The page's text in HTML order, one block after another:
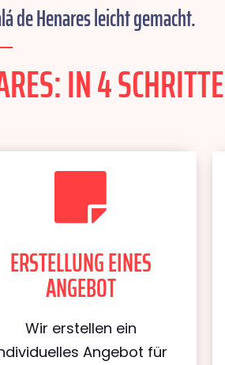
de Henares leicht gemacht.
IN 4
ERSTELLUNG EINES
ANGEBOT
Wir erstellen ein
Angebot für